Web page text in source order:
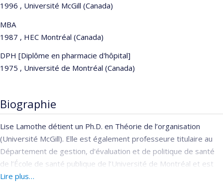
1996 , Université McGill (Canada)
MBA
1987 , HEC Montréal (Canada)
DPH [Diplôme en pharmacie d'hôpital]
1975 , Université de Montréal (Canada)
Biographie
Lise Lamothe détient un Ph.D. en Théorie de l’organisation
(Université McGill). Elle est également professeure titulaire au
Département de gestion, d'évaluation et de politique de santé
de l’École de santé publique de l’Université de Montréal et est
aussi responsable des programmes d'enseignement de ce
Lire plus…